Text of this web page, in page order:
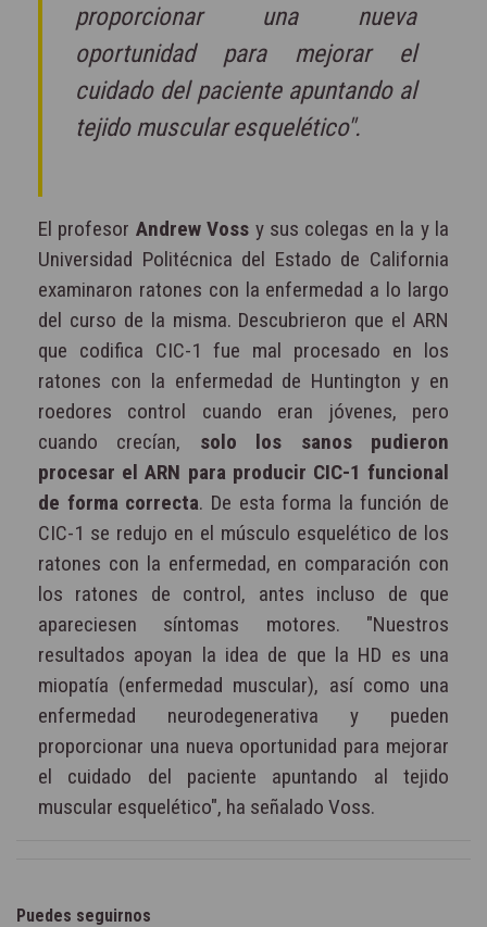
proporcionar una nueva
oportunidad para mejorar el
cuidado del paciente apuntando al
tejido muscular esquelético".
El profesor Andrew Voss y sus colegas en la y la
Universidad Politécnica del Estado de California
examinaron ratones con la enfermedad a lo largo
del curso de la misma. Descubrieron que el ARN
que codifica CIC-1 fue mal procesado en los
ratones con la enfermedad de Huntington y en
roedores control cuando eran jóvenes, pero
cuando crecían, solo los sanos pudieron
procesar el ARN para producir CIC-1 funcional
de forma correcta. De esta forma la función de
CIC-1 se redujo en el músculo esquelético de los
ratones con la enfermedad, en comparación con
los ratones de control, antes incluso de que
apareciesen síntomas motores. "Nuestros
resultados apoyan la idea de que la HD es una
miopatía (enfermedad muscular), así como una
enfermedad neurodegenerativa y pueden
proporcionar una nueva oportunidad para mejorar
el cuidado del paciente apuntando al tejido
muscular esquelético", ha señalado Voss.
Puedes seguirnos